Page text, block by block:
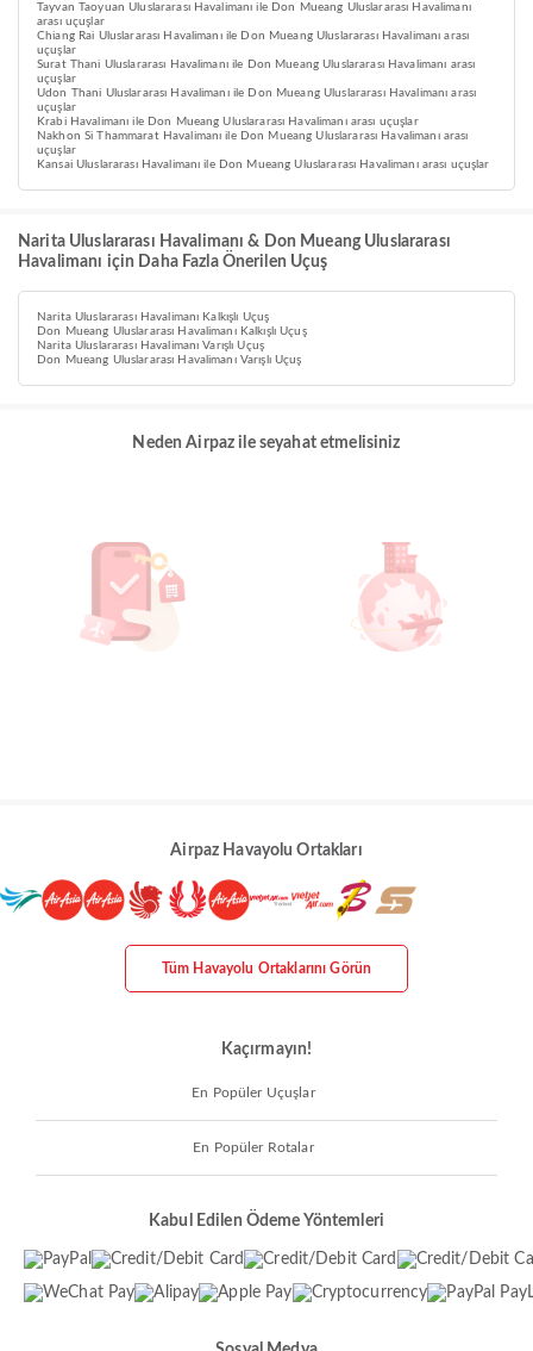
Tayvan Taoyuan Uluslararası Havalimanı ile Don Mueang Uluslararası Havalimanı
arası uçuşlar
Chiang Rai Uluslararası Havalimanı ile Don Mueang Uluslararası Havalimanı arası
uçuşlar
Surat Thani Uluslararası Havalimanı ile Don Mueang Uluslararası Havalimanı arası
uçuşlar
Udon Thani Uluslararası Havalimanı ile Don Mueang Uluslararası Havalimanı arası
uçuşlar
Krabi Havalimanı ile Don Mueang Uluslararası Havalimanı arası uçuşlar
Nakhon Si Thammarat Havalimanı ile Don Mueang Uluslararası Havalimanı arası
uçuşlar
Kansai Uluslararası Havalimanı ile Don Mueang Uluslararası Havalimanı arası uçuşlar
Narita Uluslararası Havalimanı & Don Mueang Uluslararası
Havalimanı için Daha Fazla Önerilen Uçuş
Narita Uluslararası Havalimanı Kalkışlı Uçuş
Don Mueang Uluslararası Havalimanı Kalkışlı Uçuş
Narita Uluslararası Havalimanı Varışlı Uçuş
Don Mueang Uluslararası Havalimanı Varışlı Uçuş
Neden Airpaz ile seyahat etmelisiniz
Airpaz Havayolu Ortakları
Tüm Havayolu Ortaklarını Görün
Kaçırmayın!
En Popüler Uçuşlar
En Popüler Rotalar
Kabul Edilen Ödeme Yöntemleri